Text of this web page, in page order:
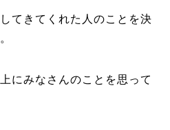
てきてくれた人のことを決
にみなさんのことを思って